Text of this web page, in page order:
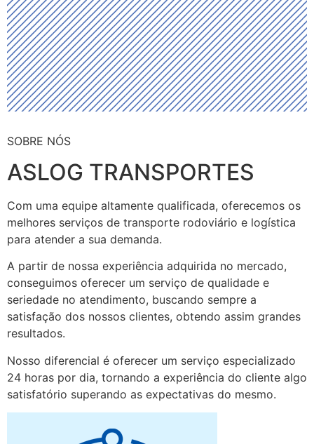
SOBRE NÓS
ASLOG TRANSPORTES
Com uma equipe altamente qualificada, oferecemos os
melhores serviços de transporte rodoviário e logística
para atender a sua demanda.
A partir de nossa experiência adquirida no mercado,
conseguimos oferecer um serviço de qualidade e
seriedade no atendimento, buscando sempre a
satisfação dos nossos clientes, obtendo assim grandes
resultados.
Nosso diferencial é oferecer um serviço especializado
24 horas por dia, tornando a experiência do cliente algo
satisfatório superando as expectativas do mesmo.